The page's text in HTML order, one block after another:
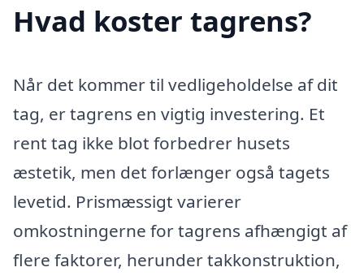
Hvad koster tagrens?
Når det kommer til vedligeholdelse af dit
tag, er tagrens en vigtig investering. Et
rent tag ikke blot forbedrer husets
æstetik, men det forlænger også tagets
levetid. Prismæssigt varierer
omkostningerne for tagrens afhængigt af
flere faktorer, herunder takkonstruktion,